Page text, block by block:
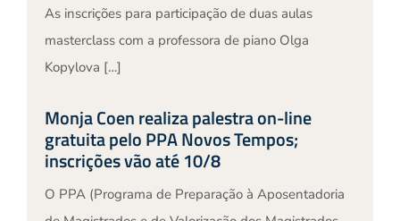
As inscrições para participação de duas aulas
masterclass com a professora de piano Olga
Kopylova […]
Monja Coen realiza palestra on-line
gratuita pelo PPA Novos Tempos;
inscrições vão até 10/8
O PPA (Programa de Preparação à Aposentadoria